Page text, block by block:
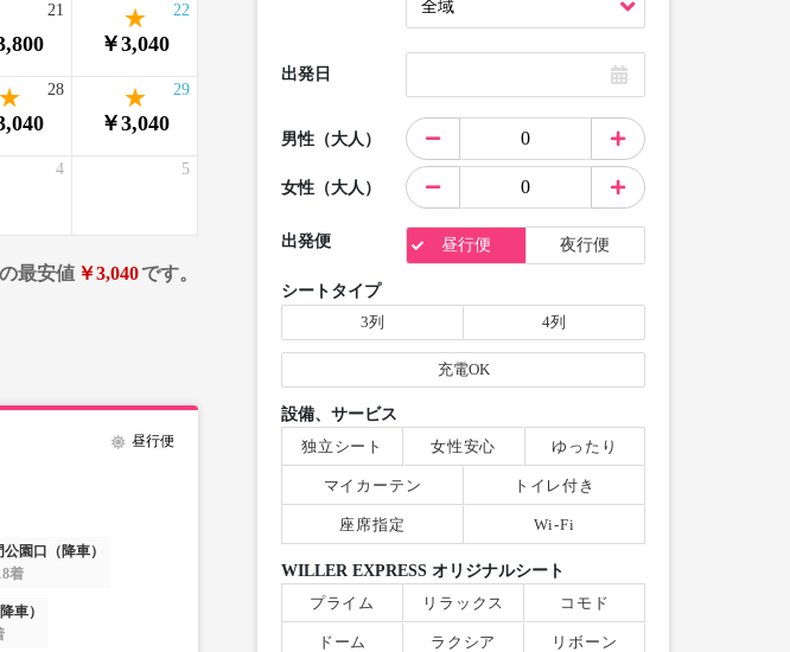
21
￥3,040
22
28
￥3,040
29
4 5
最安値 ￥3,040です。
昼行便
公園口（降車）
着
車）
出発日
男性（大人）
女性（大人）
出発便 昼行便 夜行便
シートタイプ
3列
4列
充電OK
設備、サービス
独立シート
女性安心 ゆったり
マイカーテン トイレ付き
座席指定 Wi-Fi
WILLER EXPRESS オリジナルシート
プライム
リラックス コモド
ドーム ラクシア リボーン